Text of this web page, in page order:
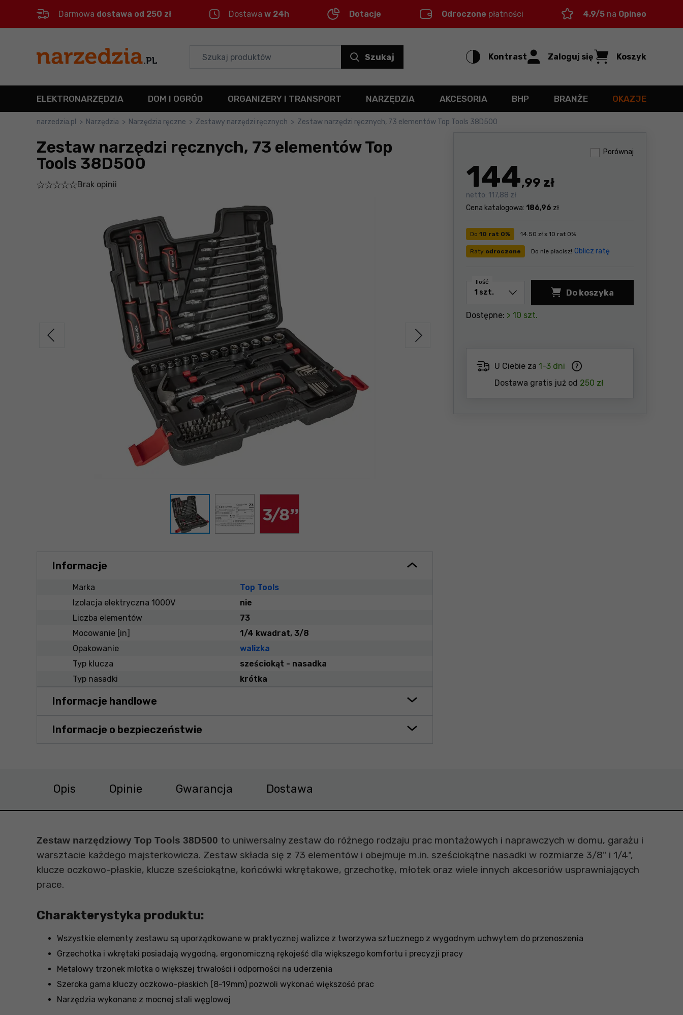
Menu główne
Informacje o produkcie
Do koszyka
Szczegółowe informacje
Stopka
Darmowa dostawa od 250 zł Dostawa w 24h Dotacje Odroczone płatności 4,9/5 na Opineo
Szukaj Kontrast Zaloguj się Koszyk
ELEKTRONARZĘDZIA DOM I OGRÓD ORGANIZERY I TRANSPORT NARZĘDZIA AKCESORIA BHP BRANŻE OKAZJE
narzedzia.pl > Narzędzia > Narzędzia ręczne > Zestawy narzędzi ręcznych > Zestaw narzędzi ręcznych, 73 elementów Top Tools 38D500
Zestaw narzędzi ręcznych, 73 elementów Top
Tools 38D500
Brak opinii
Porównaj
144,99 zł
netto: 117,88 zł
Cena katalogowa: 186,96 zł
Do 10 rat 0% 14.50 zł x 10 rat 0%
Raty odroczone Do nie płacisz! Oblicz ratę
Ilość
Do koszyka
Dostępne: > 10 szt.
U Ciebie za 1-3 dni
Dostawa gratis już od 250 zł
Informacje
Marka
Top Tools
Izolacja elektryczna 1000V
nie
Liczba elementów
73
Mocowanie [in]
1/4 kwadrat, 3/8
Opakowanie
walizka
Typ klucza
sześciokąt - nasadka
Typ nasadki
krótka
Informacje handlowe
Informacje o bezpieczeństwie
Opis Opinie Gwarancja Dostawa
Zestaw narzędziowy Top Tools 38D500 to uniwersalny zestaw do różnego rodzaju prac montażowych i naprawczych w domu, garażu i
warsztacie każdego majsterkowicza. Zestaw składa się z 73 elementów i obejmuje m.in. sześciokątne nasadki w rozmiarze 3/8" i 1/4",
klucze oczkowo-płaskie, klucze sześciokątne, końcówki wkrętakowe, grzechotkę, młotek oraz wiele innych akcesoriów usprawniających
prace.
Charakterystyka produktu:
Wszystkie elementy zestawu są uporządkowane w praktycznej walizce z tworzywa sztucznego z wygodnym uchwytem do przenoszenia
Grzechotka i wkrętaki posiadają wygodną, ergonomiczną rękojeść dla większego komfortu i precyzji pracy
Metalowy trzonek młotka o większej trwałości i odporności na uderzenia
Szeroka gama kluczy oczkowo-płaskich (8-19mm) pozwoli wykonać większość prac
Narzędzia wykonane z mocnej stali węglowej